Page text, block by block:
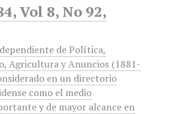
Vol 8, No 92,
de Política,
Agricultura y Anuncios (1881-
en un directorio
como el medio
y de mayor alcance en